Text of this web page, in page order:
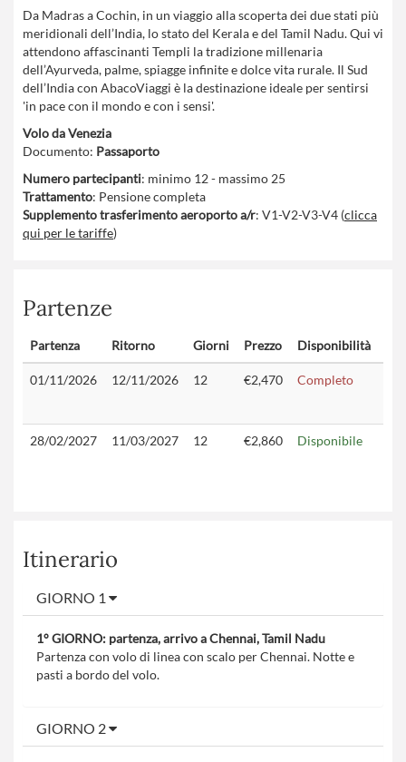
Da Madras a Cochin, in un viaggio alla scoperta dei due stati più
meridionali dell’India, lo stato del Kerala e del Tamil Nadu. Qui vi
attendono affascinanti Templi la tradizione millenaria
dell’Ayurveda, palme, spiagge infinite e dolce vita rurale. Il Sud
dell’India con AbacoViaggi è la destinazione ideale per sentirsi
'in pace con il mondo e con i sensi'.
Volo da Venezia
Documento: Passaporto
Numero partecipanti: minimo 12 - massimo 25
Trattamento: Pensione completa
Supplemento trasferimento aeroporto a/r: V1-V2-V3-V4 (clicca
qui per le tariffe)
Partenze
Partenza Ritorno Giorni Prezzo Disponibilità
01/11/2026 12/11/2026 12 €2,470 Completo
28/02/2027 11/03/2027 12 €2,860 Disponibile
Itinerario
GIORNO 1
1° GIORNO: partenza, arrivo a Chennai, Tamil Nadu
Partenza con volo di linea con scalo per Chennai. Notte e
pasti a bordo del volo.
GIORNO 2